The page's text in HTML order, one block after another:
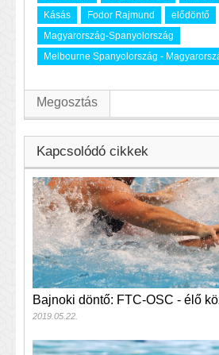
Kásás
Fodor Rajmund
elődöntő
Magyarország-Spanyolország
Melbourne Spanyolország -
Megosztás
Kapcsolódó cikkek
Bajnoki döntő: FTC-OSC - élő
2019.05.22.